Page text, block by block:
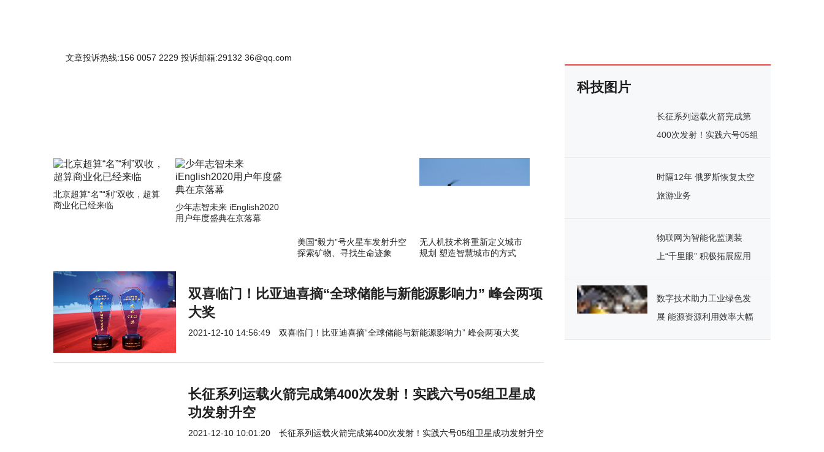
文章投诉热线:156 0057 2229 投诉邮箱:29132 36@qq.com
北京超算“名”“利”双收，超算
商业化已经来临
少年志智未来 iEnglish2020
用户年度盛典在京落幕
美国“毅力”号火星车发射升空
探索矿物、寻找生命迹象
无人机技术将重新定义城市
规划 塑造智慧城市的方式
双喜临门！比亚迪喜摘“全球储能与新能源影响力” 峰会两项
大奖
2021-12-10 14:56:49 双喜临门！比亚迪喜摘“全球储能与新能源影响力” 峰会两项大奖
长征系列运载火箭完成第400次发射！实践六号05组卫星成
功发射升空
2021-12-10 10:01:20 长征系列运载火箭完成第400次发射！实践六号05组卫星成功发射升空
科技图片
长征系列运载火箭完成第
400次发射！实践六号05组
时隔12年 俄罗斯恢复太空
旅游业务
物联网为智能化监测装
上“千里眼” 积极拓展应用
数字技术助力工业绿色发
展 能源资源利用效率大幅